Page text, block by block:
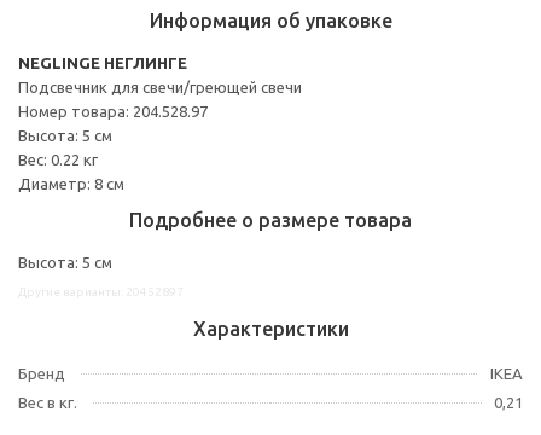
Информация об упаковке
NEGLINGE НЕГЛИНГЕ
Подсвечник для свечи/греющей свечи
Номер товара: 204.528.97
Высота: 5 см
Вес: 0.22 кг
Диаметр: 8 см
Подробнее о размере товара
Высота: 5 см
Характеристики
Бренд
IKEA
Вес в кг.
0,21